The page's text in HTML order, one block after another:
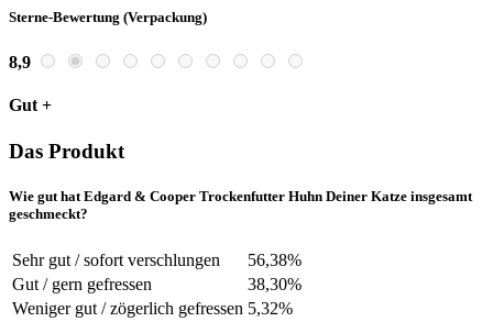
Sterne-Bewertung (Verpackung)
8,9
Gut +
Das Produkt
Wie gut hat Edgard & Cooper Trockenfutter Huhn Deiner Katze insgesamt
geschmeckt?
Sehr gut / sofort verschlungen
56,38%
Gut / gern gefressen
38,30%
Weniger gut / zögerlich gefressen 5,32%